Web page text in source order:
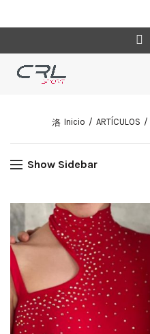
Inicio ARTÍCULOS
Show Sidebar